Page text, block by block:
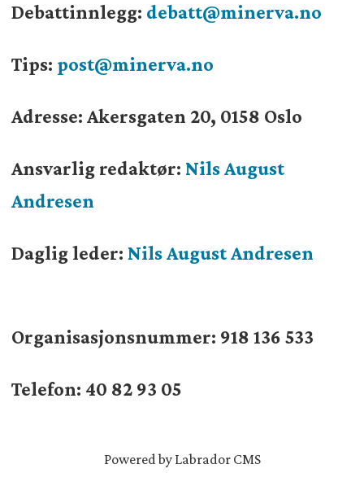
Debattinnlegg: debatt@minerva.no
Tips: post@minerva.no
Adresse: Akersgaten 20, 0158 Oslo
Ansvarlig redaktør: Nils August
Andresen
Daglig leder: Nils August Andresen
Organisasjonsnummer: 918 136 533
Telefon: 40 82 93 05
Powered by Labrador CMS